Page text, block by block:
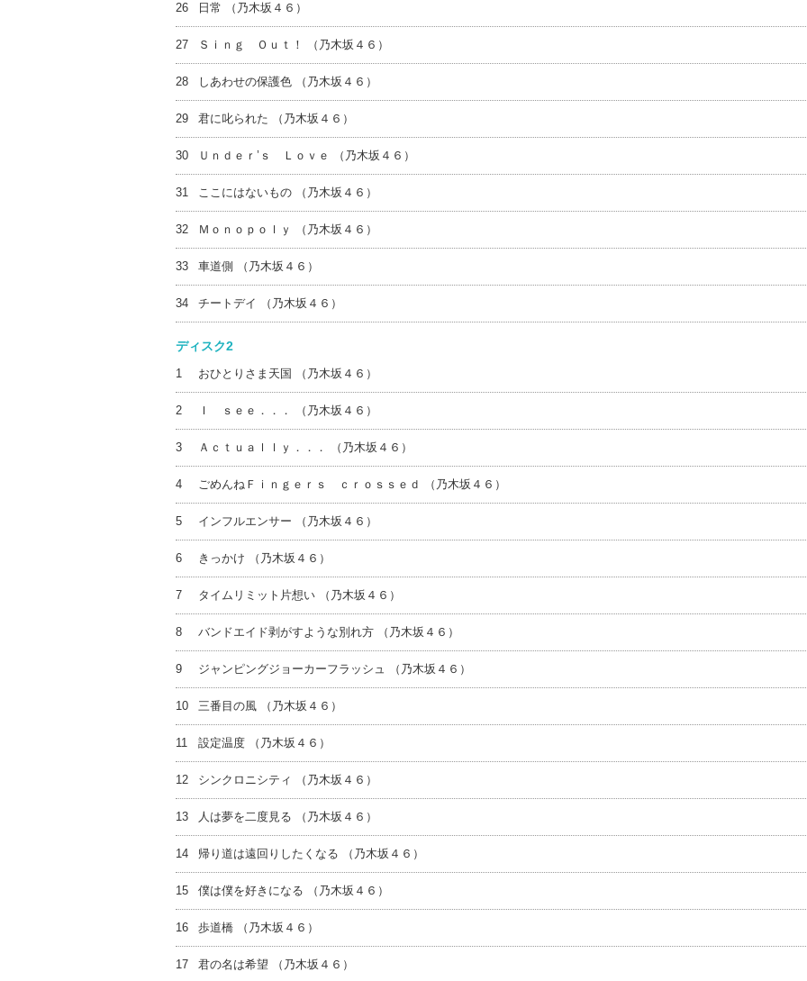
26 日常 （乃木坂４６）
27 Ｓｉｎｇ Ｏｕｔ！ （乃木坂４６）
28 しあわせの保護色 （乃木坂４６）
29 君に叱られた （乃木坂４６）
30 Ｕｎｄｅｒ’ｓ Ｌｏｖｅ （乃木坂４６）
31 ここにはないもの （乃木坂４６）
32 Ｍｏｎｏｐｏｌｙ （乃木坂４６）
33 車道側 （乃木坂４６）
34 チートデイ （乃木坂４６）
ディスク2
1 おひとりさま天国 （乃木坂４６）
2 Ｉ ｓｅｅ．．． （乃木坂４６）
3 Ａｃｔｕａｌｌｙ．．． （乃木坂４６）
4 ごめんねＦｉｎｇｅｒｓ ｃｒｏｓｓｅｄ （乃木坂４６）
5 インフルエンサー （乃木坂４６）
6 きっかけ （乃木坂４６）
7 タイムリミット片想い （乃木坂４６）
8 バンドエイド剥がすような別れ方 （乃木坂４６）
9 ジャンピングジョーカーフラッシュ （乃木坂４６）
10 三番目の風 （乃木坂４６）
11 設定温度 （乃木坂４６）
12 シンクロニシティ （乃木坂４６）
13 人は夢を二度見る （乃木坂４６）
14 帰り道は遠回りしたくなる （乃木坂４６）
15 僕は僕を好きになる （乃木坂４６）
16 歩道橋 （乃木坂４６）
17 君の名は希望 （乃木坂４６）